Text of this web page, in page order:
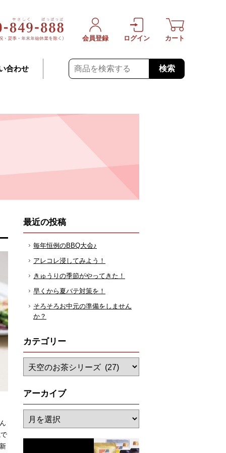
合わせ 検索
会員登録 ログイン カート
最近の投稿
毎年恒例のBBQ大会♪
アレコレ浸してみよう！
きゅうりの季節がやってきた！
早くから夏バテ対策を！
そろそろお中元の準備をしません
か？
カテゴリー
アーカイブ